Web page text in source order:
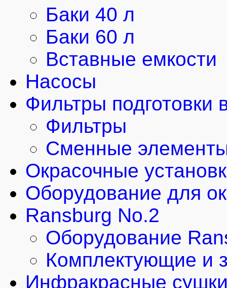
Баки 40 л
Баки 60 л
Вставные емкости
Насосы
Фильтры подготовки
Фильтры
Сменные
Окрасочные
Оборудование для
Ransburg No.2
Оборудование
Комплектующие и
Инфракрасные